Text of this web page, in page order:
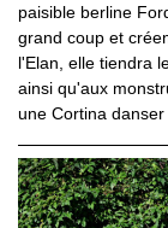
paisible berline
grand coup et
l'Elan, elle tiendra
ainsi qu'aux
une Cortina